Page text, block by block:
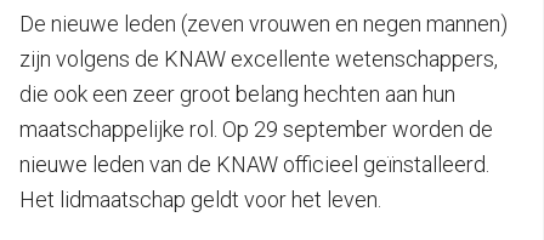
De nieuwe leden (zeven vrouwen en negen mannen)
zijn volgens de KNAW excellente wetenschappers,
die ook een zeer groot belang hechten aan hun
maatschappelijke rol. Op 29 september worden de
nieuwe leden van de KNAW officieel geïnstalleerd.
Het lidmaatschap geldt voor het leven.